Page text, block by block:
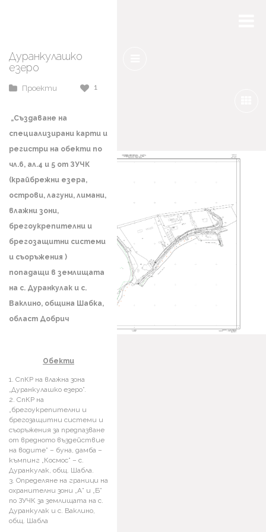
Дуранкулашко
езеро
Проекти 1
„Създаване на
специализирани карти и
регистри на обекти по
чл.6, ал.4 и 5 от ЗУЧК
(крайбрежни езера,
острови, лагуни, лимани,
влажни зони,
брегоукрепителни и
брегозащитни системи
и съоръжения )
попадащи в землищата
на с. Дуранкулак и с.
Ваклино, община Шабка,
област Добрич
Обекти
СпКР на влажна зона
„Дуранкулашко езеро”.
СпКР на
„брегоукрепителни и
брегозащитни системи и
съоръжения за предпазване
от вредното въздействие
на водите” – буна, дамба –
къмпинг „Космос” – с.
Дуранкулак, общ. Шабла.
Определяне на граници на
охранителни зони „А” и „Б”
по ЗУЧК за землищата на с.
Дуранкулак и с. Ваклино,
общ. Шабла